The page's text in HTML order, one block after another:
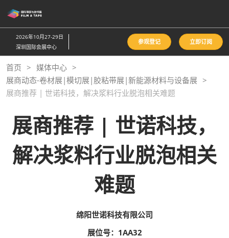
接
跳
至
内
容
2026年10月27-29日
深圳国际会展中心
参观登记 立即订阅
首页
媒体中心
展商动态-卷材展|模切展|胶粘带展|新能源材料与设备展
展商推荐 | 世诺科技，解决浆料行业脱泡相关难题
展商推荐 | 世诺科技，
解决浆料行业脱泡相关
难题
绵阳世诺科技有限公司
展位号：1AA32